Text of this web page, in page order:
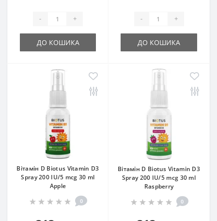
- +
ДО КОШИКА
- +
ДО КОШИКА
Вітамін D Biotus Vitamin D3
Spray 200 IU/5 mcg 30 ml
Apple
0
Вітамін D Biotus Vitamin D3
Spray 200 IU/5 mcg 30 ml
Raspberry
0